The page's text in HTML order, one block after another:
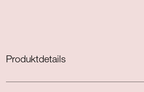
Produktdetails